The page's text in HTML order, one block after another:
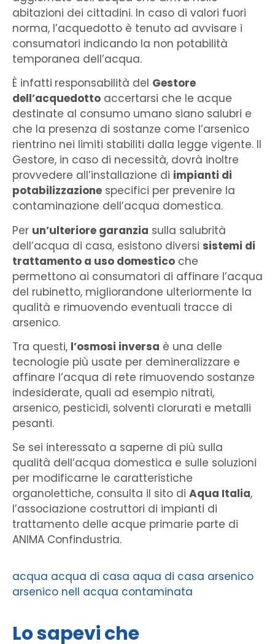
abitazioni dei cittadini. In caso di valori fuori
norma, l’acquedotto è tenuto ad avvisare i
consumatori indicando la non potabilità
temporanea dell’acqua.
È infatti responsabilità del Gestore
dell’acquedotto accertarsi che le acque
destinate al consumo umano siano salubri e
che la presenza di sostanze come l’arsenico
rientrino nei limiti stabiliti dalla legge vigente. Il
Gestore, in caso di necessità, dovrà inoltre
provvedere all’installazione di impianti di
potabilizzazione specifici per prevenire la
contaminazione dell’acqua domestica.
Per un’ulteriore garanzia sulla salubrità
dell’acqua di casa, esistono diversi sistemi di
trattamento a uso domestico che
permettono ai consumatori di affinare l’acqua
del rubinetto, migliorandone ulteriormente la
qualità e rimuovendo eventuali tracce di
arsenico.
Tra questi, l’osmosi inversa è una delle
tecnologie più usate per demineralizzare e
affinare l’acqua di rete rimuovendo sostanze
indesiderate, quali ad esempio nitrati,
arsenico, pesticidi, solventi clorurati e metalli
pesanti.
Se sei interessato a saperne di più sulla
qualità dell’acqua domestica e sulle soluzioni
per modificarne le caratteristiche
organolettiche, consulta il sito di Aqua Italia,
l’associazione costruttori di impianti di
trattamento delle acque primarie parte di
ANIMA Confindustria.
acqua acqua di casa aqua di casa arsenico
arsenico nell acqua contaminata
Lo sapevi che